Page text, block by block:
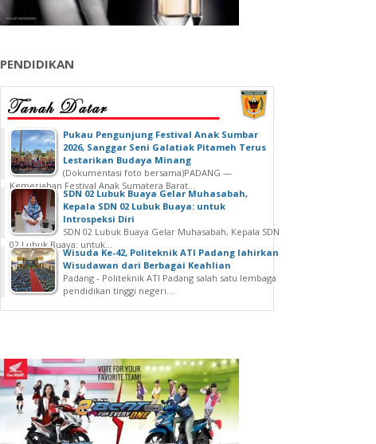
PENDIDIKAN
‎Pukau Pengunjung Festival Anak Sumbar
2026, Sanggar Seni Galatiak Pitameh Terus
Lestarikan Budaya Minang
(Dokumentasi foto bersama)‎‎PADANG —
Kemeriahan Festival Anak Sumatera Barat...
SDN 02 Lubuk Buaya Gelar Muhasabah,
Kepala SDN 02 Lubuk Buaya: untuk
Introspeksi Diri
SDN 02 Lubuk Buaya Gelar Muhasabah, Kepala SDN
02 Lubuk Buaya: untuk...
Wisuda Ke-42, Politeknik ATI Padang lahirkan
Wisudawan dari Berbagai Keahlian
Padang - Politeknik ATI Padang salah satu lembaga
pendidikan tinggi negeri...